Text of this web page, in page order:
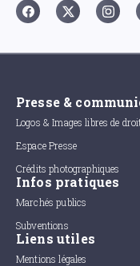
Presse &
Logos & Images libres de
Espace Presse
Crédits photographiques
Infos pratiques
Marchés publics
Subventions
Liens utiles
Mentions légales